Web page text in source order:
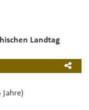
Landtag
Jahre)